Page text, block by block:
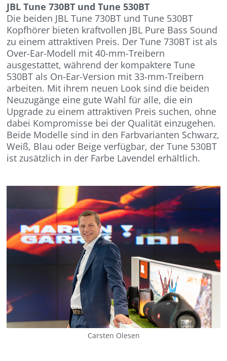
JBL Tune 730BT und Tune 530BT
Die beiden JBL Tune 730BT und Tune 530BT
Kopfhörer bieten kraftvollen JBL Pure Bass Sound
zu einem attraktiven Preis. Der Tune 730BT ist als
Over-Ear-Modell mit 40-mm-Treibern
ausgestattet, während der kompaktere Tune
530BT als On-Ear-Version mit 33-mm-Treibern
arbeiten. Mit ihrem neuen Look sind die beiden
Neuzugänge eine gute Wahl für alle, die ein
Upgrade zu einem attraktiven Preis suchen, ohne
dabei Kompromisse bei der Qualität einzugehen.
Beide Modelle sind in den Farbvarianten Schwarz,
Weiß, Blau oder Beige verfügbar, der Tune 530BT
ist zusätzlich in der Farbe Lavendel erhältlich.
Carsten Olesen